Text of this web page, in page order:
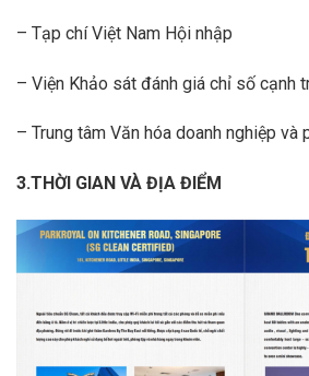
– Tạp chí Việt Nam Hội nhập
– Viện Khảo sát đánh giá chỉ số cạnh
– Trung tâm Văn hóa doanh nghiệp và
3.THỜI GIAN VÀ ĐỊA ĐIỂM